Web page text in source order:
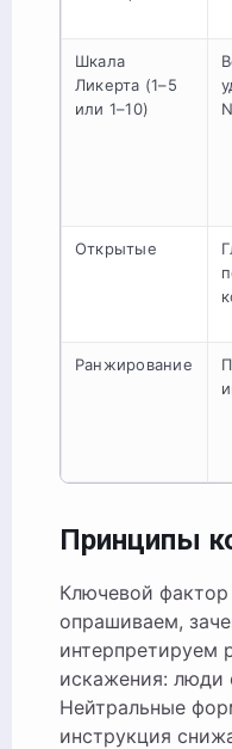
Шкала
Ликерта (1–5
или 1–10)
Открытые
Ранжирование
Принципы
Ключевой
опрашиваем,
интерпретируем
искажения: люди
Нейтральные
инструкция